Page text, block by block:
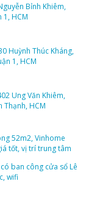
Bỉnh Khiêm,
1, HCM
Huỳnh Thúc Kháng,
1, HCM
Ung Văn Khiêm,
Thạnh, HCM
52m2, Vinhome
tốt, vị trí trung tâm
ban công cửa sổ Lê
wifi